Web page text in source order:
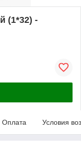
(1*32) -
Оплата Условия